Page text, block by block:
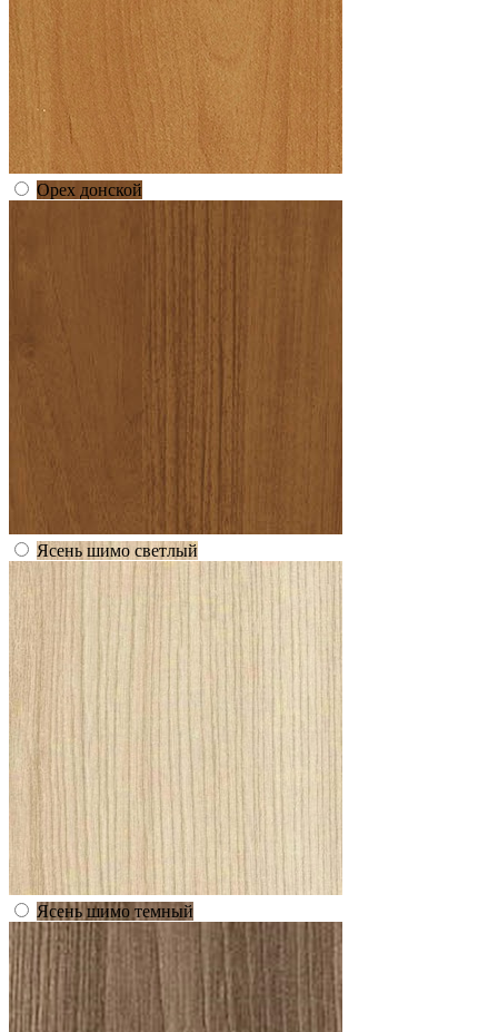
Орех донской
Ясень шимо светлый
Ясень шимо темный